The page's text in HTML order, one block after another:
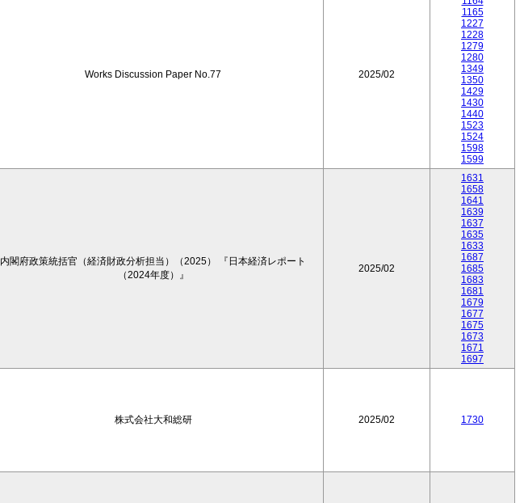
Works Discussion Paper No.77 2025/02
1165
1227
1228
1279
1280
1349
1350
1429
1430
1440
1523
1524
1598
1599
内閣府政策統括官（経済財政分析担当）（2025） 『日本経済レポート
（2024年度）』
2025/02
1631
1658
1641
1639
1637
1635
1633
1687
1685
1683
1681
1679
1677
1675
1673
1671
1697
株式会社大和総研 2025/02 1730